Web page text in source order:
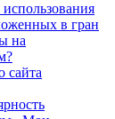
в гран
на
сайта